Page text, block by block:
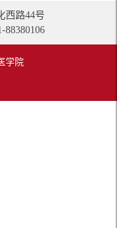
西路44号
88380106
学院